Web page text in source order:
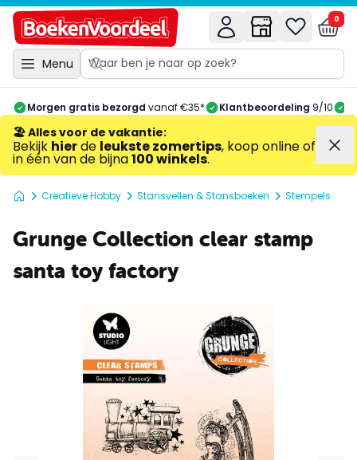
Menu
0
Morgen gratis bezorgd vanaf €35* Klantbeoordeling 9/10
🏖️ Alles voor de vakantie:
Bekijk hierde leukste zomertips, koop online of
in één van de bijna100 winkels.
Creatieve Hobby Stansvellen & Stansboeken Stempels
Grunge Collection clear stamp
santa toy factory